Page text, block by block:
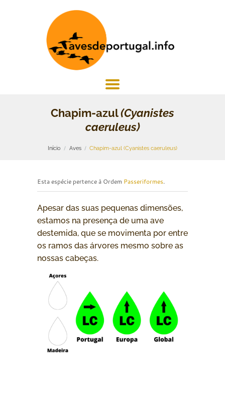
Chapim-azul(Cyanistes
caeruleus)
Início Aves Chapim-azul (Cyanistes caeruleus)
Esta espécie pertence à Ordem Passeriformes.
Apesar das suas pequenas dimensões,
estamos na presença de uma ave
destemida, que se movimenta por entre
os ramos das árvores mesmo sobre as
nossas cabeças.